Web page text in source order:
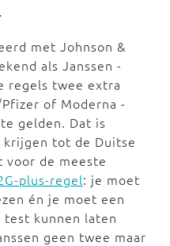
met Johnson &
als Janssen -
regels twee extra
of Moderna -
gelden. Dat is
tot de Duitse
voor de meeste
plus-regel: je moet
én je moet een
kunnen laten
geen twee maar